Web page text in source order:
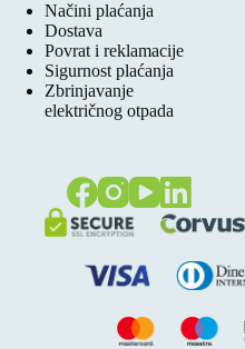
Načini plaćanja
Dostava
Povrat i reklamacije
Sigurnost plaćanja
Zbrinjavanje
električnog otpada